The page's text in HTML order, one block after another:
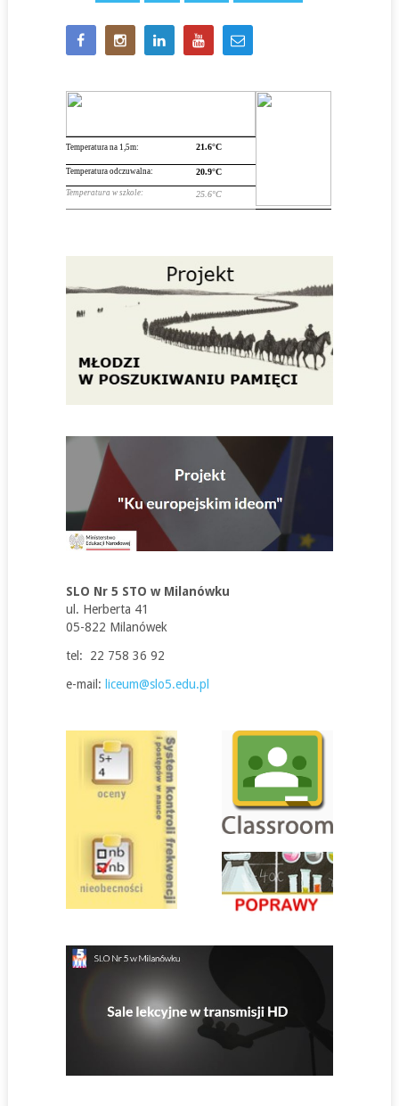
WPISACH
SLO Nr 5 STO w Milanówku
ul. Herberta 41
05-822 Milanówek
tel: 22 758 36 92
e-mail: liceum@slo5.edu.pl